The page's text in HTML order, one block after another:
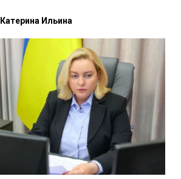
Катерина Ильина